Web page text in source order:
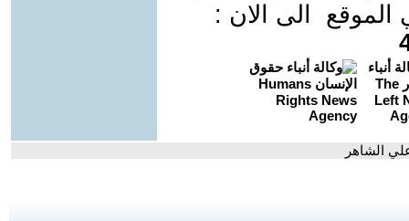
الى الان :
الشاهر